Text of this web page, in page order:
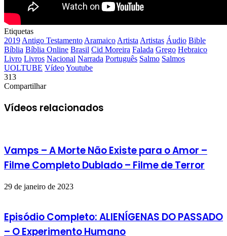
Etiquetas
2019 Antigo Testamento Aramaico Artista Artistas Áudio Bible
Bíblia Bíblia Online Brasil Cid Moreira Falada Grego Hebraico
Livro Livros Nacional Narrada Português Salmo Salmos
UOLTUBE VídeoYoutube
313
Compartilhar
via
e-
Vídeos relacionados
Vamps – A Morte Não Existe para o Amor –
Filme Completo Dublado – Filme de Terror
29 de janeiro de 2023
Episódio Completo: ALIENÍGENAS DO PASSADO
– O Experimento Humano